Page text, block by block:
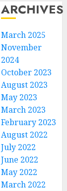
ARCHIVES
March 2025
November
2024
October 2023
August 2023
May 2023
March 2023
February 2023
August 2022
July 2022
June 2022
May 2022
March 2022